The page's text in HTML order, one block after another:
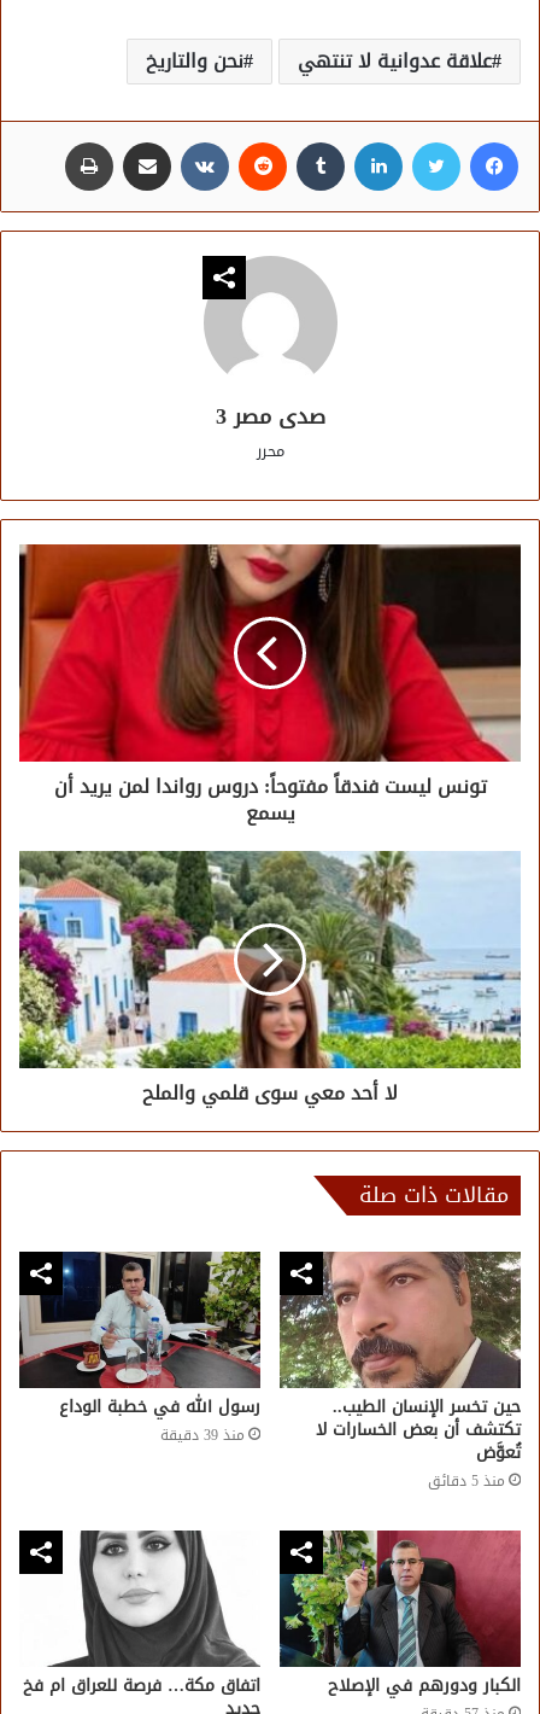
علاقة عدوانية لا تنتهي نحن والتاريخ
فيسبوك تويتر لينكدإن مشاركة عبر البريد
صدى مصر 3
محرر
تونس ليست فندقاً مفتوحاً: دروس رواندا لمن يريد أن
يسمع
لا أحد معي سوى قلمي والملح
مقالات ذات صلة
حين تخسر الإنسان الطيب..
تكتشف أن بعض الخسارات لا
تُعوَّض
منذ 5 دقائق
رسول الله في خطبة الوداع
منذ 39 دقيقة
الكبار ودورهم في الإصلاح اتفاق مكة… فرصة للعراق ام فخ